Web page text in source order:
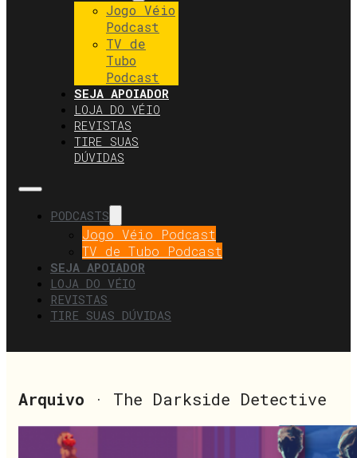
Jogo Véio
Podcast
TV de
Tubo
Podcast
SEJA APOIADOR
LOJA DO VÉIO
REVISTAS
TIRE SUAS
DÚVIDAS
PODCASTS
Jogo Véio Podcast
TV de Tubo Podcast
SEJA APOIADOR
LOJA DO VÉIO
REVISTAS
TIRE SUAS DÚVIDAS
Arquivo · The Darkside Detective